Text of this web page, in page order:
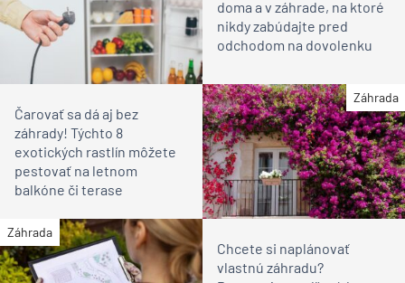
doma a v záhrade, na ktoré
nikdy zabúdajte pred
odchodom na dovolenku
Záhrada
Čarovať sa dá aj bez
záhrady! Týchto 8
exotických rastlín môžete
pestovať na letnom
balkóne či terase
Záhrada
Chcete si naplánovať
vlastnú záhradu?